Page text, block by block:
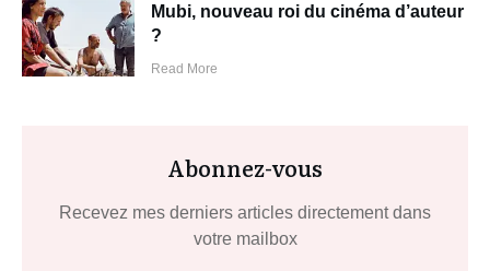
Mubi, nouveau roi du cinéma d’auteur
?
Read More
Abonnez-vous
Recevez mes derniers articles directement dans
votre mailbox